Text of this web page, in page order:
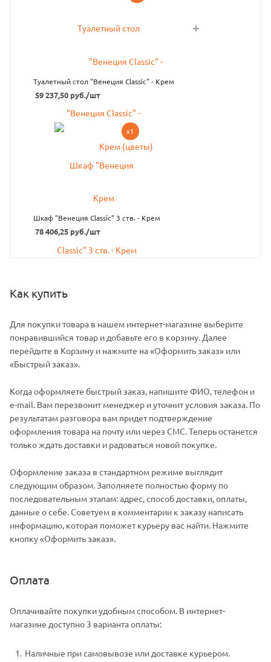
Туалетный стол "Венеция Classic" - Крем
59 237,50руб./шт
x1
Шкаф "Венеция Сlassic" 3 ств. - Крем
78 406,25руб./шт
Как купить
Для покупки товара в нашем интернет-магазине выберите
понравившийся товар и добавьте его в корзину. Далее
перейдите в Корзину и нажмите на «Оформить заказ» или
«Быстрый заказ».
Когда оформляете быстрый заказ, напишите ФИО, телефон и
e-mail. Вам перезвонит менеджер и уточнит условия заказа. По
результатам разговора вам придет подтверждение
оформления товара на почту или через СМС. Теперь останется
только ждать доставки и радоваться новой покупке.
Оформление заказа в стандартном режиме выглядит
следующим образом. Заполняете полностью форму по
последовательным этапам: адрес, способ доставки, оплаты,
данные о себе. Советуем в комментарии к заказу написать
информацию, которая поможет курьеру вас найти. Нажмите
кнопку «Оформить заказ».
Оплата
Оплачивайте покупки удобным способом. В интернет-
магазине доступно 3 варианта оплаты:
Наличные при самовывозе или доставке курьером.